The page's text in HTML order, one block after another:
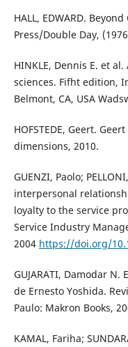
HALL, EDWARD.
Press/Double Day,
HINKLE, Dennis E. et
sciences. Fifht edition,
Belmont, CA, USA
HOFSTEDE, Geert.
dimensions, 2010.
GUENZI, Paolo;
interpersonal
loyalty to the service
Service Industry
2004 https://doi.org/
GUJARATI, Damodar
de Ernesto Yoshida.
Paulo: Makron Books,
KAMAL, Fariha;